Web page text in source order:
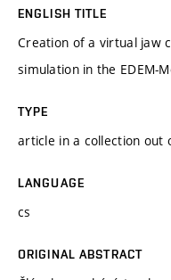
ENGLISH TITLE
Creation of a virtual jaw
simulation in the EDEM-
TYPE
article in a collection out
LANGUAGE
cs
ORIGINAL ABSTRACT